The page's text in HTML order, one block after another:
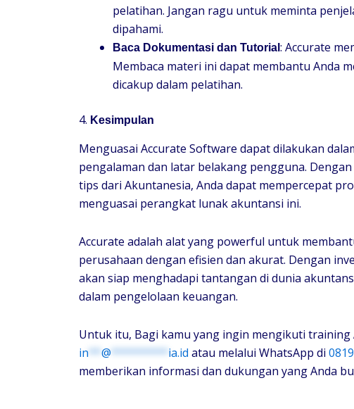
pelatihan. Jangan ragu untuk meminta
dipahami.
Baca Dokumentasi dan Tutorial : Accurate
Membaca materi ini dapat membantu Anda
dicakup dalam pelatihan.
4. Kesimpulan
Menguasai Accurate Software dapat dilakukan
pengalaman dan latar belakang pengguna.
tips dari Akuntanesia, Anda dapat mempercepat
menguasai perangkat lunak akuntansi ini.
Accurate adalah alat yang powerful untuk
perusahaan dengan efisien dan akurat. Dengan
akan siap menghadapi tantangan di dunia
dalam pengelolaan keuangan.
Untuk itu, Bagi kamu yang ingin mengikuti training
in**@*********ia.id atau melalui WhatsApp di
memberikan informasi dan dukungan yang Anda